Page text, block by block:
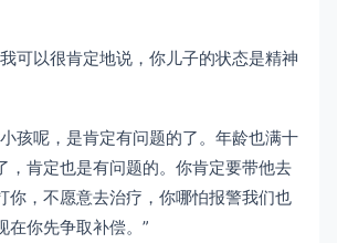
可以很肯定地说，你儿子的状态是精神
孩呢，是肯定有问题的了。年龄也满十
，肯定也是有问题的。你肯定要带他去
你，不愿意去治疗，你哪怕报警我们也
在你先争取补偿。”